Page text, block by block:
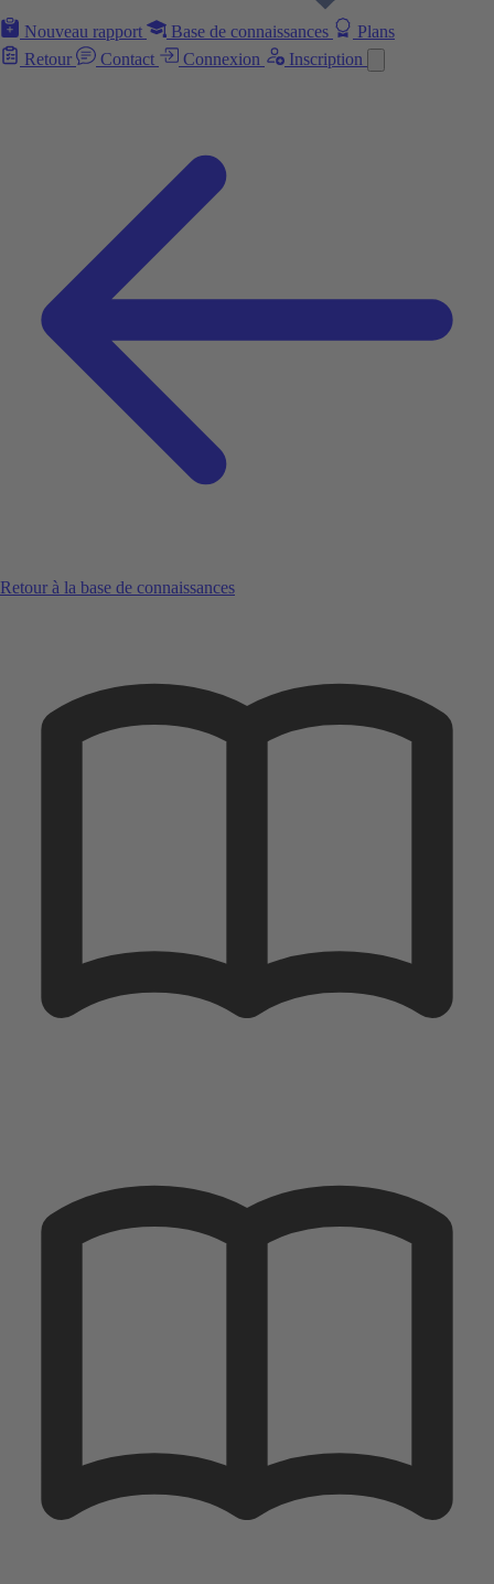
Nouveau rapport Base de connaissances
Plans
Retour
Contact Connexion Inscription
Retour à la base de connaissances